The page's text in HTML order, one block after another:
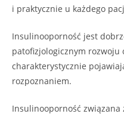
i praktycznie u każdego
Insulinooporność jest
patofizjologicznym rozwoju
charakterystycznie
rozpoznaniem.
Insulinooporność związana